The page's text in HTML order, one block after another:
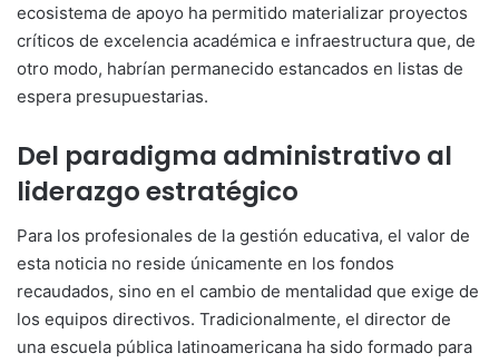
ecosistema de apoyo ha permitido materializar proyectos
críticos de excelencia académica e infraestructura que, de
otro modo, habrían permanecido estancados en listas de
espera presupuestarias.
Del paradigma administrativo al
liderazgo estratégico
Para los profesionales de la gestión educativa, el valor de
esta noticia no reside únicamente en los fondos
recaudados, sino en el cambio de mentalidad que exige de
los equipos directivos. Tradicionalmente, el director de
una escuela pública latinoamericana ha sido formado para